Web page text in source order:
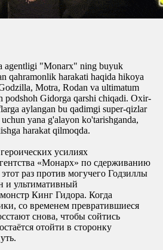
agentligi "Monarx" ning buyuk
qahramonlik harakati haqida hikoya
Motra, Rodan va ultimatum
podshoh Gidorga qarshi chiqadi. Oxir-
aylangan bu qadimgi super-qizlar
yana g'alayon ko'tarishganda,
harakat qilmoqda.
усилиях
«Монарх» по сдерживанию
раз против могучего Годзиллы
и ультимативный
Кинг Гидора. Когда
со временем превратившиеся
снова, чтобы сойтись
отойти в сторонку